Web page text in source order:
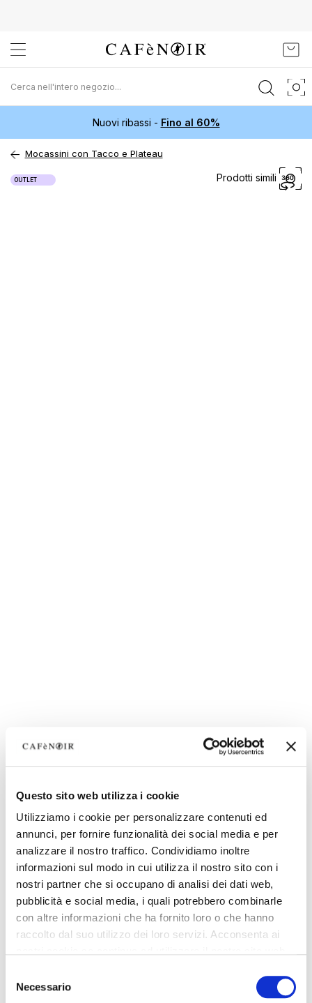
Questo sito web utilizza i cookie
Utilizziamo i cookie per personalizzare contenuti ed
annunci, per fornire funzionalità dei social media e per
analizzare il nostro traffico. Condividiamo inoltre
informazioni sul modo in cui utilizza il nostro sito con i
nostri partner che si occupano di analisi dei dati web,
pubblicità e social media, i quali potrebbero combinarle
con altre informazioni che ha fornito loro o che hanno
raccolto dal suo utilizzo dei loro servizi. Acconsenta ai
delNecessario
al
contenuto
Nuovi ribassi - Fino al 60%
Mocassini con Tacco e Plateau
Prodotti simili
Vai
alla
OUTLET